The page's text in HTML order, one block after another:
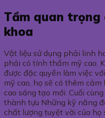
Tầm quan trọng
khoa
Vật liệu sử dụng phải linh
phải có tính thẩm mỹ cao.
được đặc quyền làm việc
mỹ cao, họ sẽ có thêm
cao sáng tạo mới. Cuối
thành tựu Những kỹ năng
chất lượng tuyệt vời của họ